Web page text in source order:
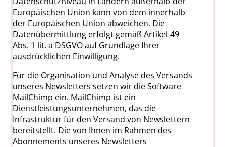
Europäischen Union kann von dem innerhalb
der Europäischen Union abweichen. Die
Datenübermittlung erfolgt gemäß Artikel 49
Abs. 1 lit. a DSGVO auf Grundlage Ihrer
ausdrücklichen Einwilligung.
Für die Organisation und Analyse des Versands
unseres Newsletters setzen wir die Software
MailChimp ein. MailChimp ist ein
Dienstleistungsunternehmen, das die
Infrastruktur für den Versand von Newslettern
bereitstellt. Die von Ihnen im Rahmen des
Abonnements unseres Newsletters